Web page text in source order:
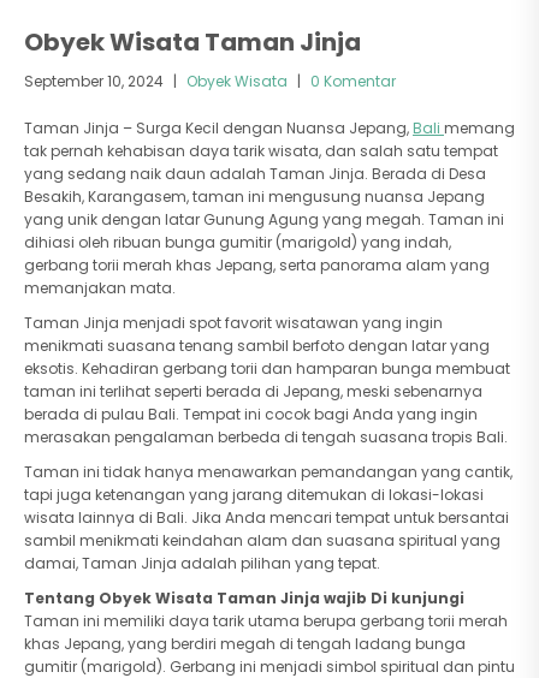
Obyek Wisata Taman Jinja
September 10, 2024 | Obyek Wisata | 0 Komentar
Taman Jinja – Surga Kecil dengan Nuansa Jepang,Bali memang
tak pernah kehabisan daya tarik wisata, dan salah satu tempat
yang sedang naik daun adalah Taman Jinja. Berada di Desa
Besakih, Karangasem, taman ini mengusung nuansa Jepang
yang unik dengan latar Gunung Agung yang megah. Taman ini
dihiasi oleh ribuan bunga gumitir (marigold) yang indah,
gerbang torii merah khas Jepang, serta panorama alam yang
memanjakan mata.
Taman Jinja menjadi spot favorit wisatawan yang ingin
menikmati suasana tenang sambil berfoto dengan latar yang
eksotis. Kehadiran gerbang torii dan hamparan bunga membuat
taman ini terlihat seperti berada di Jepang, meski sebenarnya
berada di pulau Bali. Tempat ini cocok bagi Anda yang ingin
merasakan pengalaman berbeda di tengah suasana tropis Bali.
Taman ini tidak hanya menawarkan pemandangan yang cantik,
tapi juga ketenangan yang jarang ditemukan di lokasi-lokasi
wisata lainnya di Bali. Jika Anda mencari tempat untuk bersantai
sambil menikmati keindahan alam dan suasana spiritual yang
damai, Taman Jinja adalah pilihan yang tepat.
Tentang Obyek Wisata Taman Jinja wajib Di kunjungi
Taman ini memiliki daya tarik utama berupa gerbang torii merah
khas Jepang, yang berdiri megah di tengah ladang bunga
gumitir (marigold). Gerbang ini menjadi simbol spiritual dan pintu